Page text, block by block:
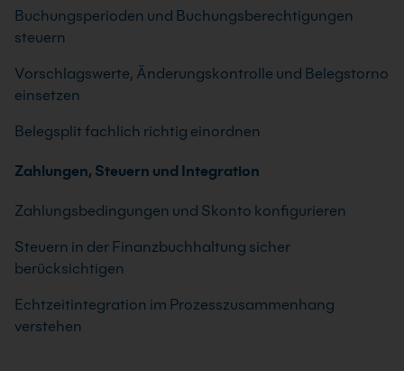
Buchungsperioden und Buchungsberechtigungen
steuern
Vorschlagswerte, Änderungskontrolle und Belegstorno
einsetzen
Belegsplit fachlich richtig einordnen
Zahlungen, Steuern und Integration
Zahlungsbedingungen und Skonto konfigurieren
Steuern in der Finanzbuchhaltung sicher
berücksichtigen
Echtzeitintegration im Prozesszusammenhang
verstehen